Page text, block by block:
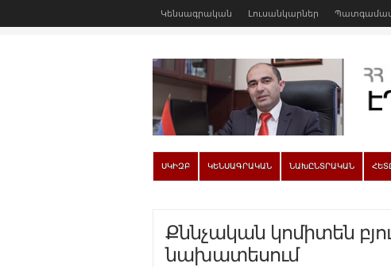
Կենսագրական Լուսանկարներ
ՍԿԻԶԲ ԿԵՆՍԱԳՐԱԿԱՆ ՆԱԽԸՆՏՐԱԿԱՆ
Քննչական կոմիտեն
նախատեսում